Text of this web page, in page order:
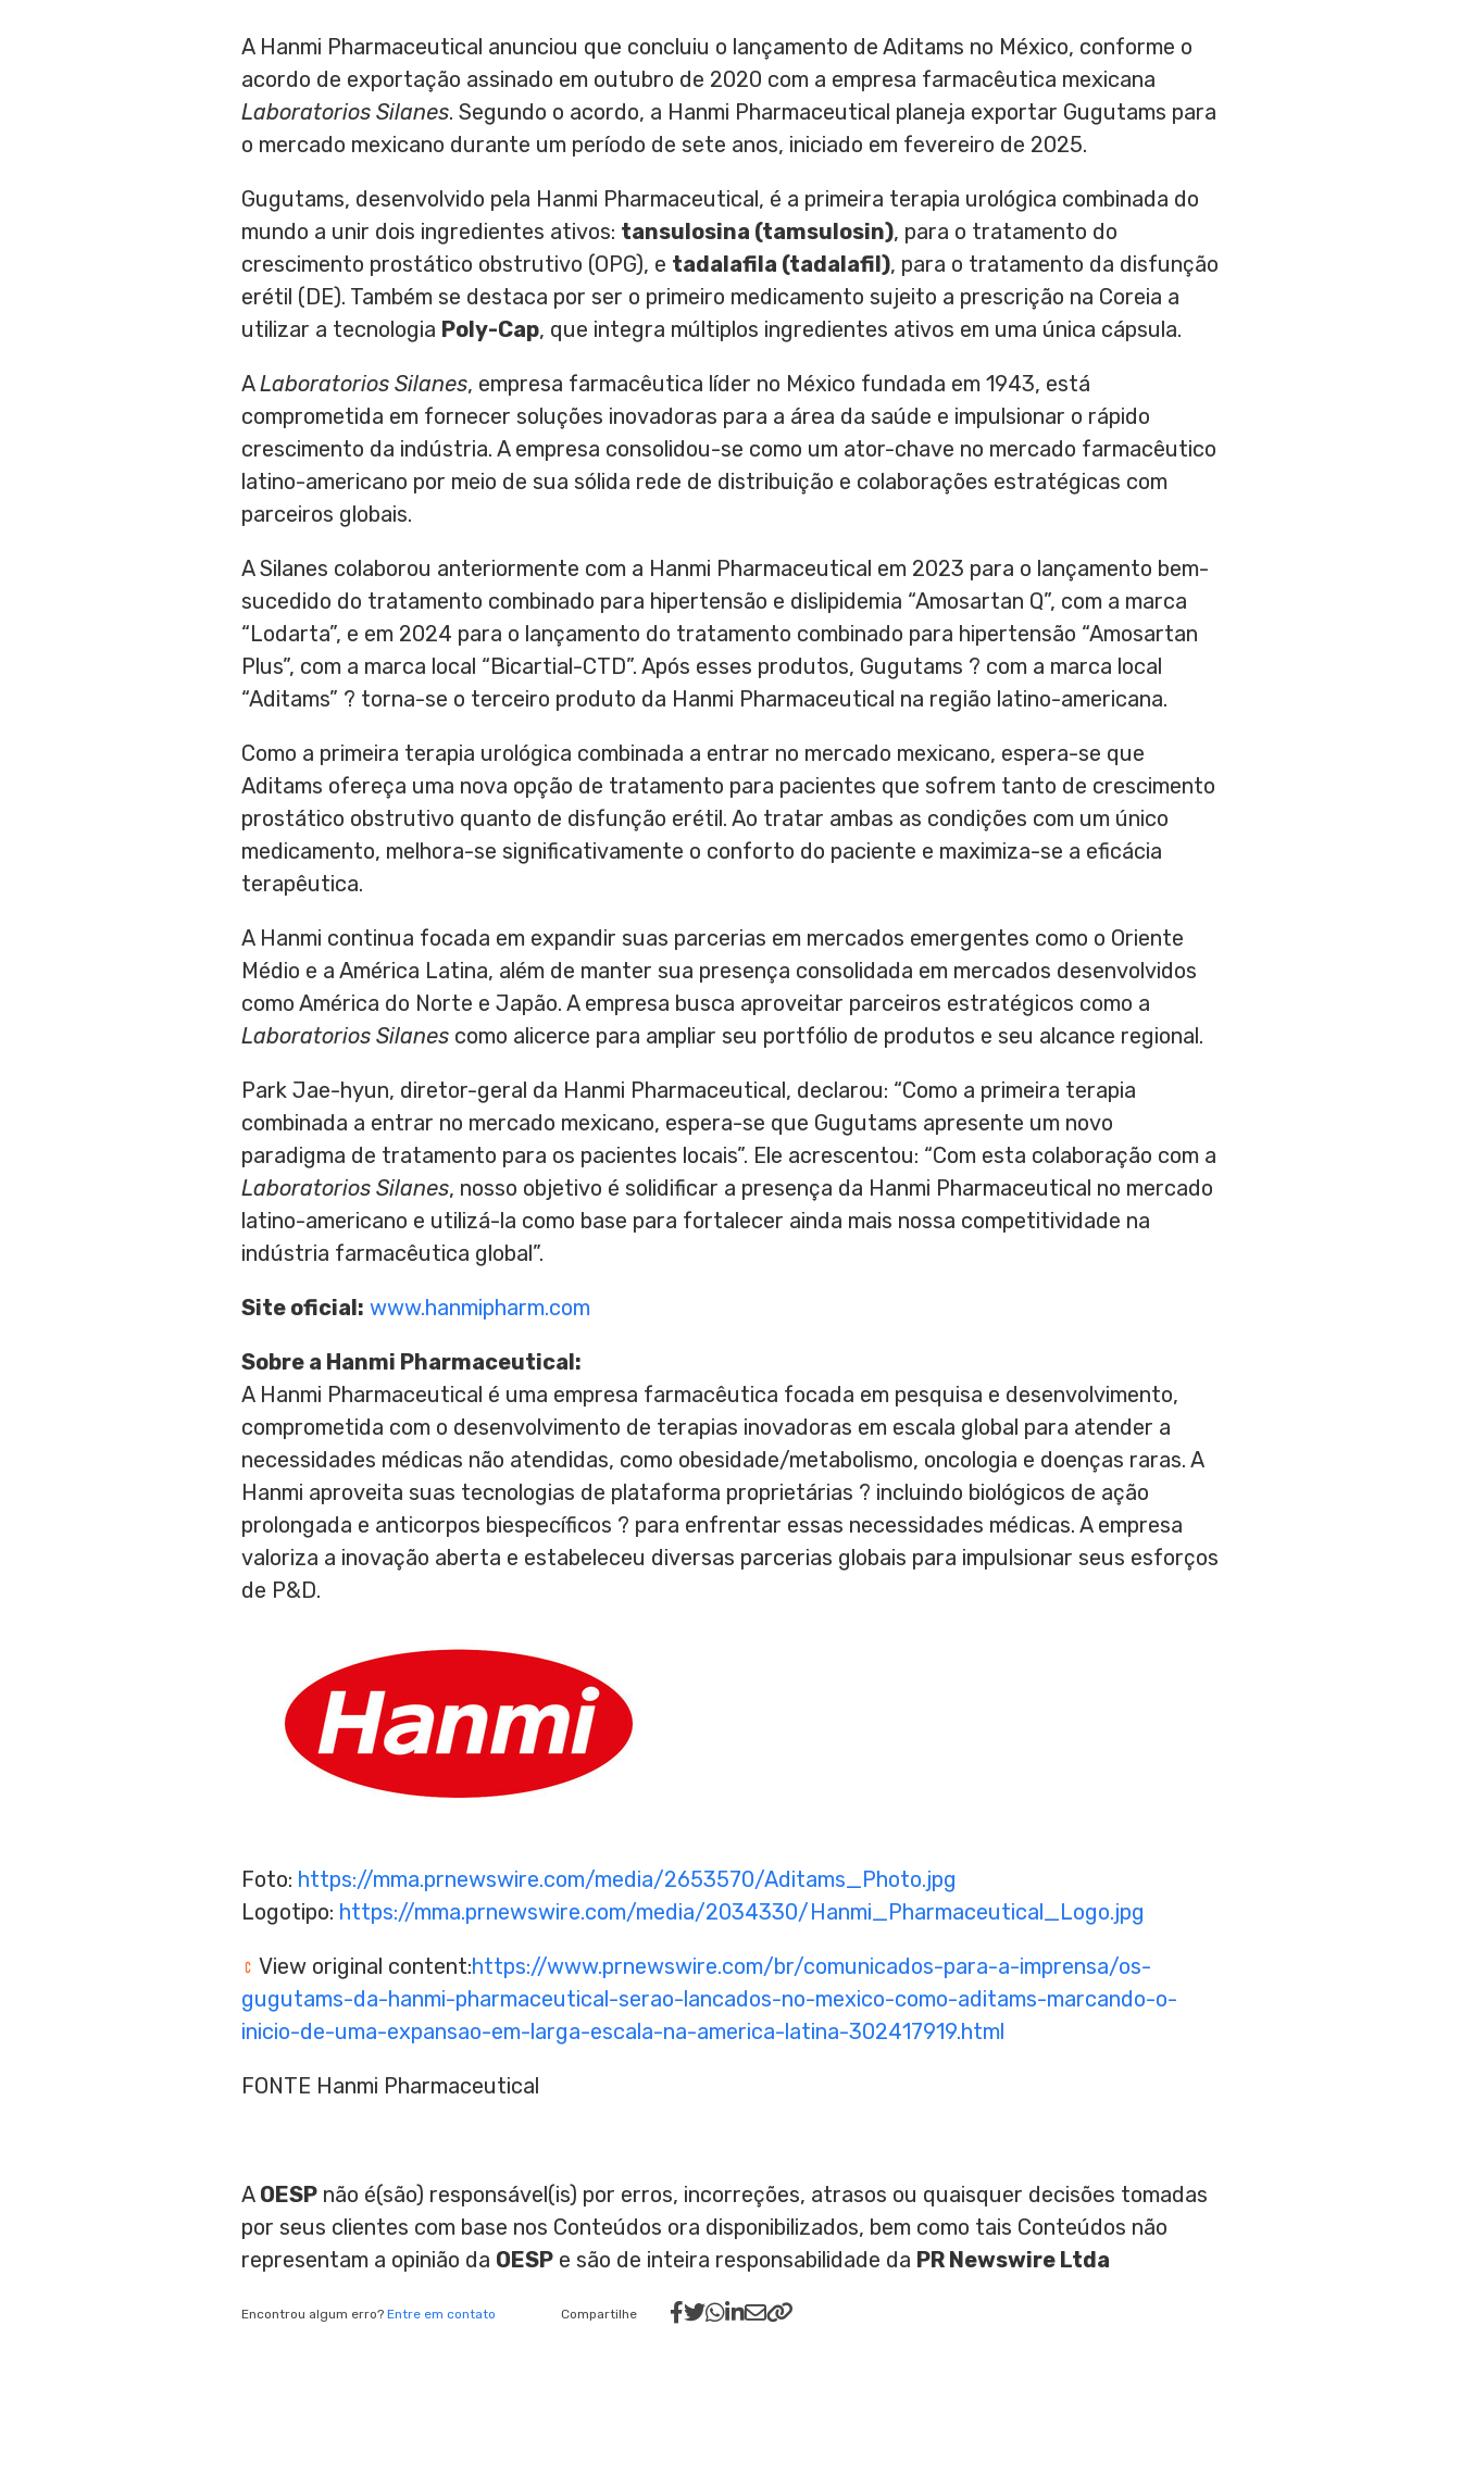
A Hanmi Pharmaceutical anunciou que concluiu o lançamento de Aditams no México, conforme o
acordo de exportação assinado em outubro de 2020 com a empresa farmacêutica mexicana
Laboratorios Silanes. Segundo o acordo, a Hanmi Pharmaceutical planeja exportar Gugutams para
o mercado mexicano durante um período de sete anos, iniciado em fevereiro de 2025.
Gugutams, desenvolvido pela Hanmi Pharmaceutical, é a primeira terapia urológica combinada do
mundo a unir dois ingredientes ativos: tansulosina (tamsulosin), para o tratamento do
crescimento prostático obstrutivo (OPG), e tadalafila (tadalafil), para o tratamento da disfunção
erétil (DE). Também se destaca por ser o primeiro medicamento sujeito a prescrição na Coreia a
utilizar a tecnologia Poly-Cap, que integra múltiplos ingredientes ativos em uma única cápsula.
ALaboratorios Silanes, empresa farmacêutica líder no México fundada em 1943, está
comprometida em fornecer soluções inovadoras para a área da saúde e impulsionar o rápido
crescimento da indústria. A empresa consolidou-se como um ator-chave no mercado farmacêutico
latino-americano por meio de sua sólida rede de distribuição e colaborações estratégicas com
parceiros globais.
A Silanes colaborou anteriormente com a Hanmi Pharmaceutical em 2023 para o lançamento bem-
sucedido do tratamento combinado para hipertensão e dislipidemia “Amosartan Q”, com a marca
“Lodarta”, e em 2024 para o lançamento do tratamento combinado para hipertensão “Amosartan
Plus”, com a marca local “Bicartial-CTD”. Após esses produtos, Gugutams ? com a marca local
“Aditams” ? torna-se o terceiro produto da Hanmi Pharmaceutical na região latino-americana.
Como a primeira terapia urológica combinada a entrar no mercado mexicano, espera-se que
Aditams ofereça uma nova opção de tratamento para pacientes que sofrem tanto de crescimento
prostático obstrutivo quanto de disfunção erétil. Ao tratar ambas as condições com um único
medicamento, melhora-se significativamente o conforto do paciente e maximiza-se a eficácia
terapêutica.
A Hanmi continua focada em expandir suas parcerias em mercados emergentes como o Oriente
Médio e a América Latina, além de manter sua presença consolidada em mercados desenvolvidos
como América do Norte e Japão. A empresa busca aproveitar parceiros estratégicos como a
Laboratorios Silanes como alicerce para ampliar seu portfólio de produtos e seu alcance regional.
Park Jae-hyun, diretor-geral da Hanmi Pharmaceutical, declarou: “Como a primeira terapia
combinada a entrar no mercado mexicano, espera-se que Gugutams apresente um novo
paradigma de tratamento para os pacientes locais”. Ele acrescentou: “Com esta colaboração com a
Laboratorios Silanes, nosso objetivo é solidificar a presença da Hanmi Pharmaceutical no mercado
latino-americano e utilizá-la como base para fortalecer ainda mais nossa competitividade na
indústria farmacêutica global”.
Site oficial: www.hanmipharm.com
Sobre a Hanmi Pharmaceutical:
A Hanmi Pharmaceutical é uma empresa farmacêutica focada em pesquisa e desenvolvimento,
comprometida com o desenvolvimento de terapias inovadoras em escala global para atender a
necessidades médicas não atendidas, como obesidade/metabolismo, oncologia e doenças raras. A
Hanmi aproveita suas tecnologias de plataforma proprietárias ? incluindo biológicos de ação
prolongada e anticorpos biespecíficos ? para enfrentar essas necessidades médicas. A empresa
valoriza a inovação aberta e estabeleceu diversas parcerias globais para impulsionar seus esforços
de P&D.
Foto: https://mma.prnewswire.com/media/2653570/Aditams_Photo.jpg
Logotipo: https://mma.prnewswire.com/media/2034330/Hanmi_Pharmaceutical_Logo.jpg
View original content:https://www.prnewswire.com/br/comunicados-para-a-imprensa/os-
gugutams-da-hanmi-pharmaceutical-serao-lancados-no-mexico-como-aditams-marcando-o-
inicio-de-uma-expansao-em-larga-escala-na-america-latina-302417919.html
FONTE Hanmi Pharmaceutical
A OESP não é(são) responsável(is) por erros, incorreções, atrasos ou quaisquer decisões tomadas
por seus clientes com base nos Conteúdos ora disponibilizados, bem como tais Conteúdos não
representam a opinião da OESP e são de inteira responsabilidade da PR Newswire Ltda
Encontrou algum erro? Entre em contato Compartilhe